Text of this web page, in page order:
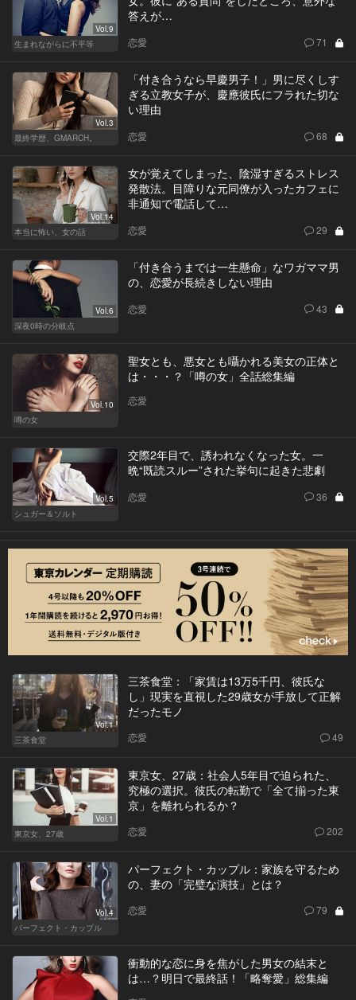
Vol.9
生まれながらに不平等
答えが…
恋愛 71
Vol.3
最終学歴、GMARCH。
「付き合うなら早慶男子！」男に尽くしす
ぎる立教女子が、慶應彼氏にフラれた切な
い理由
恋愛 68
Vol.14
本当に怖い、女の話
女が覚えてしまった、陰湿すぎるストレス
発散法。目障りな元同僚が入ったカフェに
非通知で電話して…
恋愛 29
Vol.6
深夜0時の分岐点
「付き合うまでは一生懸命」なワガママ男
の、恋愛が長続きしない理由
恋愛 43
Vol.10
噂の女
聖女とも、悪女とも囁かれる美女の正体と
は・・・？「噂の女」全話総集編
恋愛
Vol.5
シュガー＆ソルト
交際2年目で、誘われなくなった女。一
晩“既読スルー”された挙句に起きた悲劇
恋愛 36
Vol.1
三茶食堂
三茶食堂：「家賃は13万5千円、彼氏な
し」現実を直視した29歳女が手放して正解
だったモノ
恋愛 49
Vol.1
東京女、27歳
東京女、27歳：社会人5年目で迫られた、
究極の選択。彼氏の転勤で「全て揃った東
京」を離れられるか？
恋愛 202
Vol.4
パーフェクト・カップル
パーフェクト・カップル：家族を守るため
の、妻の「完璧な演技」とは？
恋愛 79
衝動的な恋に身を焦がした男女の結末と
は…？明日で最終話！「略奪愛」総集編